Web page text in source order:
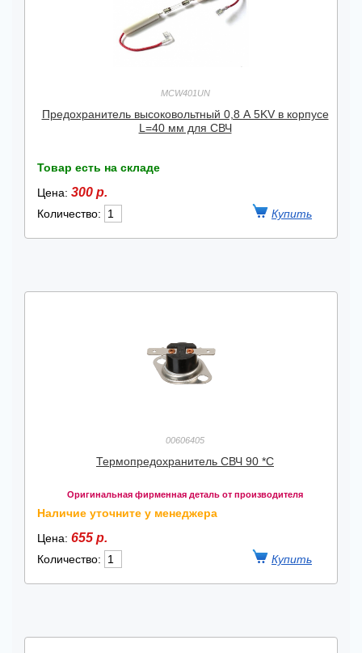
MCW401UN
Предохранитель высоковольтный 0,8 А 5KV в корпусе
L=40 мм для СВЧ
Товар есть на складе
Цена: 300 р.
Количество:
00606405
Термопредохранитель СВЧ 90 *С
Оригинальная фирменная деталь от производителя
Наличие уточните у менеджера
Цена: 655 р.
Количество: